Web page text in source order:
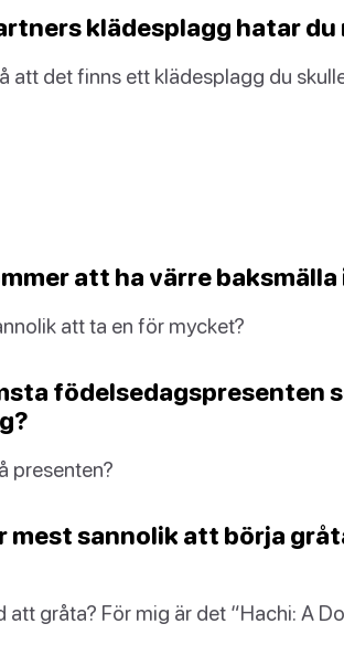
klädesplagg hatar du
att det finns ett klädesplagg du
att ha värre
att ta en för mycket?
födelsedagspresenten
presenten?
mest sannolik att börja
gråta? För mig är det “Hachi: A